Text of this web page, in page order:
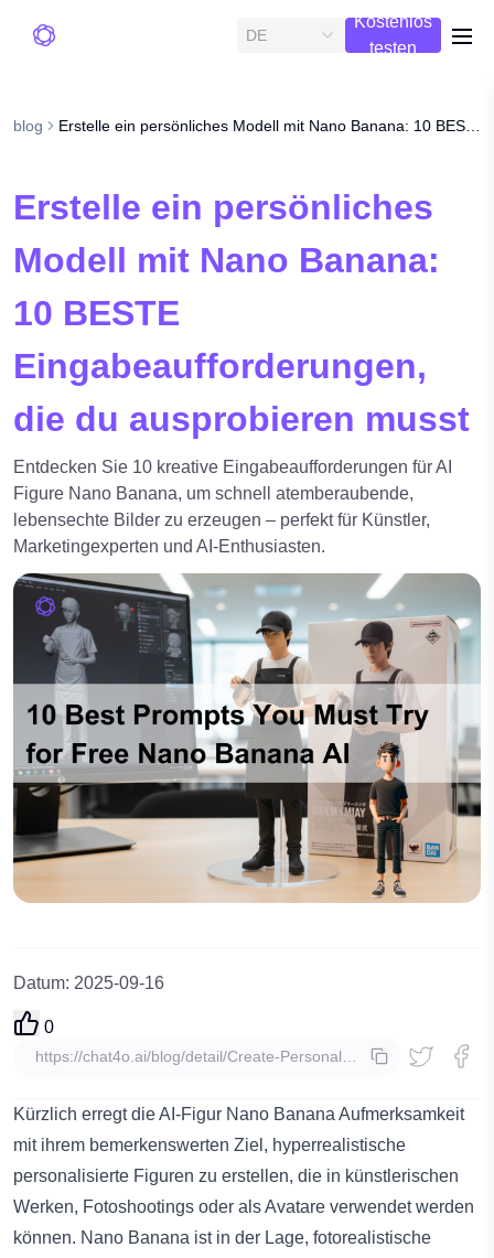
DE
Kostenlos
testen
blog
Erstelle ein persönliches
Modell mit Nano Banana:
10 BESTE
Eingabeaufforderungen,
die du ausprobieren musst
Entdecken Sie 10 kreative Eingabeaufforderungen für AI
Figure Nano Banana, um schnell atemberaubende,
lebensechte Bilder zu erzeugen – perfekt für Künstler,
Marketingexperten und AI-Enthusiasten.
Datum: 2025-09-16
0
Kopieren
Kürzlich erregt dieAI-Figur Nano BananaAufmerksamkeit
mit ihrem bemerkenswerten Ziel, hyperrealistische
personalisierte Figuren zu erstellen, die in künstlerischen
Werken, Fotoshootings oder als Avatare verwendet werden
können. Nano Banana ist in der Lage, fotorealistische